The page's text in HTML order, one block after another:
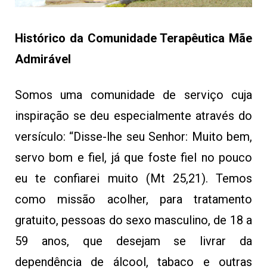
Histórico da Comunidade Terapêutica Mãe
Admirável
Somos uma comunidade de serviço cuja
inspiração se deu especialmente através do
versículo: “Disse-lhe seu Senhor: Muito bem,
servo bom e fiel, já que foste fiel no pouco
eu te confiarei muito (Mt 25,21). Temos
como missão acolher, para tratamento
gratuito, pessoas do sexo masculino, de 18 a
59 anos, que desejam se livrar da
dependência de álcool, tabaco e outras